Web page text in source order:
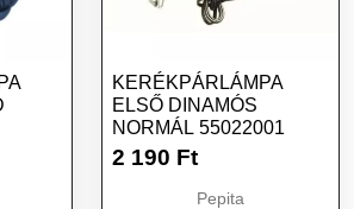
KERÉKPÁRLÁMPA
ELSŐ DINAMÓS
NORMÁL 55022001
2 190 Ft
Pepita